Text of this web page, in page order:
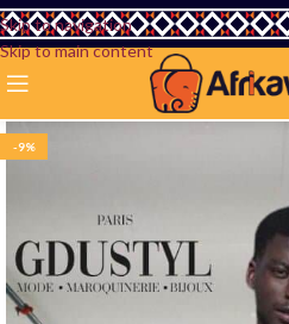
Skip to navigation
Skip to main content
-9%